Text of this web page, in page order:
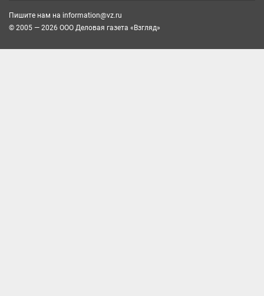
Пишите нам на information@vz.ru
© 2005 — 2026 ООО Деловая газета «Взгляд»